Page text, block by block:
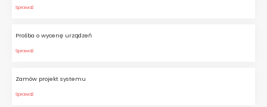
Sprawdź
Prośba o wycenę urządzeń
Sprawdź
Zamów projekt systemu
Sprawdź